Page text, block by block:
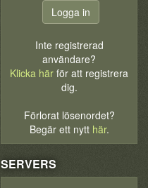
Inte registrerad
användare?
Klicka här för att registrera
dig.
Förlorat lösenordet?
Begär ett nytt här.
SERVERS